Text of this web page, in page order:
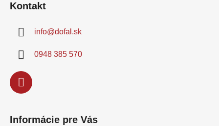
Kontakt
info@dofal.sk
0948 385 570
Informácie pre Vás